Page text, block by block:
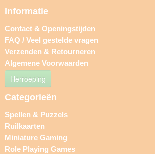
Informatie
Contact & Openingstijden
FAQ / Veel gestelde vragen
Verzenden & Retourneren
Algemene Voorwaarden
Herroeping
Categorieën
Spellen & Puzzels
Ruilkaarten
Miniature Gaming
Role Playing Games